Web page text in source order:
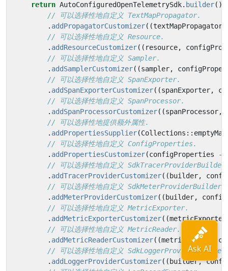
return AutoConfiguredOpenTelemetrySdk. builder()
// 可以选择性地自定义 TextMapPropagator.
. addPropagatorCustomizer((textMapPropagator
// 可以选择性地自定义 Resource.
. addResourceCustomizer(( resource,
// 可以选择性地自定义 Sampler.
. addSamplerCustomizer((sampler,
// 可以选择性地自定义 SpanExporter.
. addSpanExporterCustomizer((spanExporter,
// 可以选择性地自定义 SpanProcessor.
. addSpanProcessorCustomizer((spanProcessor,
// 可以选择性地提供额外属性.
. addPropertiesSupplier(Collections :: emptyMap
// 可以选择性地自定义 ConfigProperties.
. addPropertiesCustomizer(configProperties
->
// 可以选择性地自定义
. addTracerProviderCustomizer(( builder,
// 可以选择性地自定义 SdkMeterProviderBuilder.
. addMeterProviderCustomizer(( builder,
// 可以选择性地自定义 MetricExporter.
. addMetricExporterCustomizer((metricExporter
// 可以选择性地自定义 MetricReader.
. addMetricReaderCustomizer((metricReader
// 可以选择性地自定义
. addLoggerProviderCustomizer(( builder,